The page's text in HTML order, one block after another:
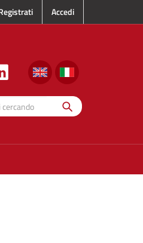
Accedi
stai
Cerca